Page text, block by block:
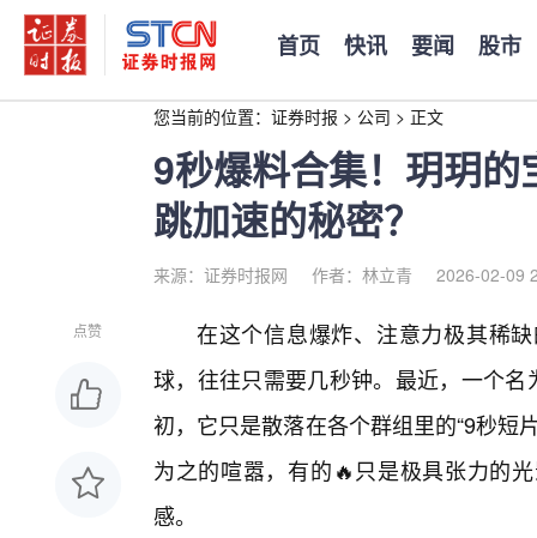
首页 快讯 要闻 股市
您当前的位置： 证券时报 > 公司 > 正文
9秒爆料合集！玥玥
跳加速的秘密？
来源：证券时报网 作者：林立青 2026-02-09
点赞
在这个信息爆炸、注意力极其稀
球，往往只需要几秒钟。最近，一个
初，它只是散落在各个群组里的“9秒短
为之的喧嚣，有的🔥只是极具张力的
感。